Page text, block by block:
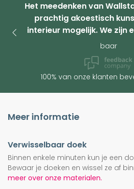
Het meedenken van
prachtig akoestisch
interieur mogelijk. We zijn
baar
100% van onze klanten
Meer informatie
Verwisselbaar doek
Binnen enkele minuten kun je een
Bewaar je doeken en wissel ze af
meer over onze materialen.